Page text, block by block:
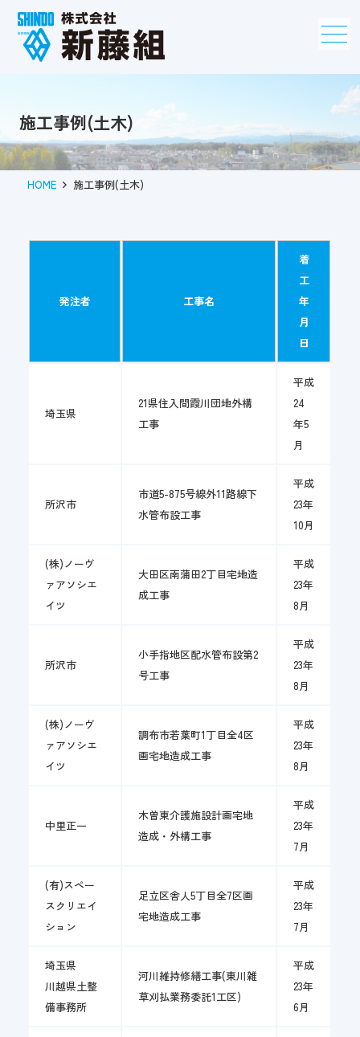
施工事例(土木)
HOME 施工事例(土木)
発注者 工事名
着
工
年
月
日
埼玉県
21県住入間霞川団地外構
工事
平成
24
年5
月
所沢市
市道5-875号線外11路線下
水管布設工事
平成
23年
10月
(株)ノーヴ
ァアソシエ
イツ
大田区南蒲田2丁目宅地造
成工事
平成
23年
8月
所沢市
小手指地区配水管布設第2
号工事
平成
23年
8月
(株)ノーヴ
ァアソシエ
イツ
調布市若葉町1丁目全4区
画宅地造成工事
平成
23年
8月
中里正一
木曽東介護施設計画宅地
造成・外構工事
平成
23年
7月
(有)スペー
スクリエイ
ション
足立区舎人5丁目全7区画
宅地造成工事
平成
23年
7月
埼玉県
川越県土整
備事務所
河川維持修繕工事(東川雑
草刈払業務委託1工区)
平成
23年
6月